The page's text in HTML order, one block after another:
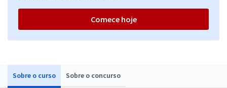
Sobre o curso Sobre o concurso
Comece hoje